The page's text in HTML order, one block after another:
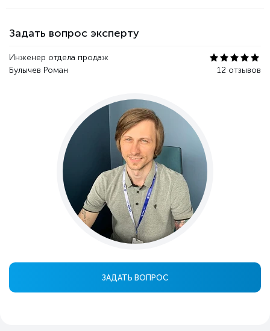
Задать вопрос эксперту
Инженер отдела продаж
Булычев Роман
12 отзывов
ЗАДАТЬ ВОПРОС